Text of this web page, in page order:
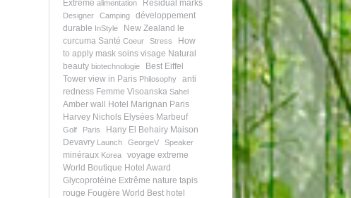
Extrême alimentation Residual marks
Designer Camping
développement
durable InStyle New Zealand le
curcuma Santé Coeur Stress
How
to apply mask soins visage Natural
beauty biotechnologie
Best Eiffel
Tower view in Paris Philosophy
anti
redness Femme Visoanska Sahel
Amber wall
Hotel Marignan Paris
Harvey Nichols Elysées Marbeuf
Golf Paris Hany El Behairy Maison
Devavry Launch GeorgeV Speaker
minéraux Korea
voyage extreme
World Boutique Hotel Award
Glycoprotéine Extrême nature tapis
rouge Fougère World Best hotel